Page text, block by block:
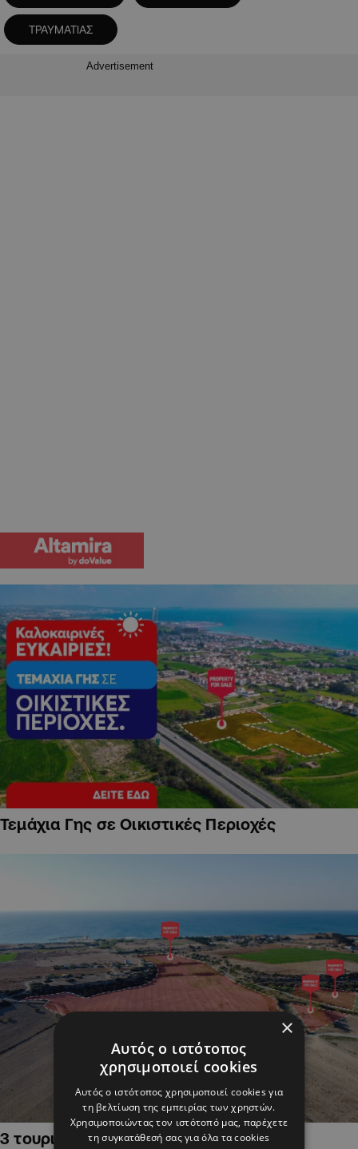
ΤΡΑΥΜΑΤΙΑΣ
Advertisement
Τεμάχια Γης σε Οικιστικές Περιοχές
3 τουριστικά χωράφια στην Αλαμινό,
×
Αυτός ο ιστότοπος
χρησιμοποιεί cookies
Αυτός ο ιστότοπος χρησιμοποιεί cookies για
τη βελτίωση της εμπειρίας των χρηστών.
Χρησιμοποιώντας τον ιστότοπό μας, παρέχετε
τη συγκατάθεσή σας για όλα τα cookies